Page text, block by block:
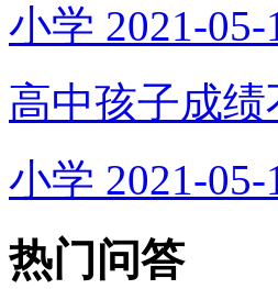
小学 2021-05-
高中孩子成
小学 2021-05-
热门问答